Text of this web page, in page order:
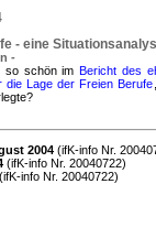
- eine
-
so schön imBericht des
die Lage der Freien Berufe
2004 (ifK-info Nr.
(ifK-info Nr. 20040722)
(ifK-info Nr. 20040722)